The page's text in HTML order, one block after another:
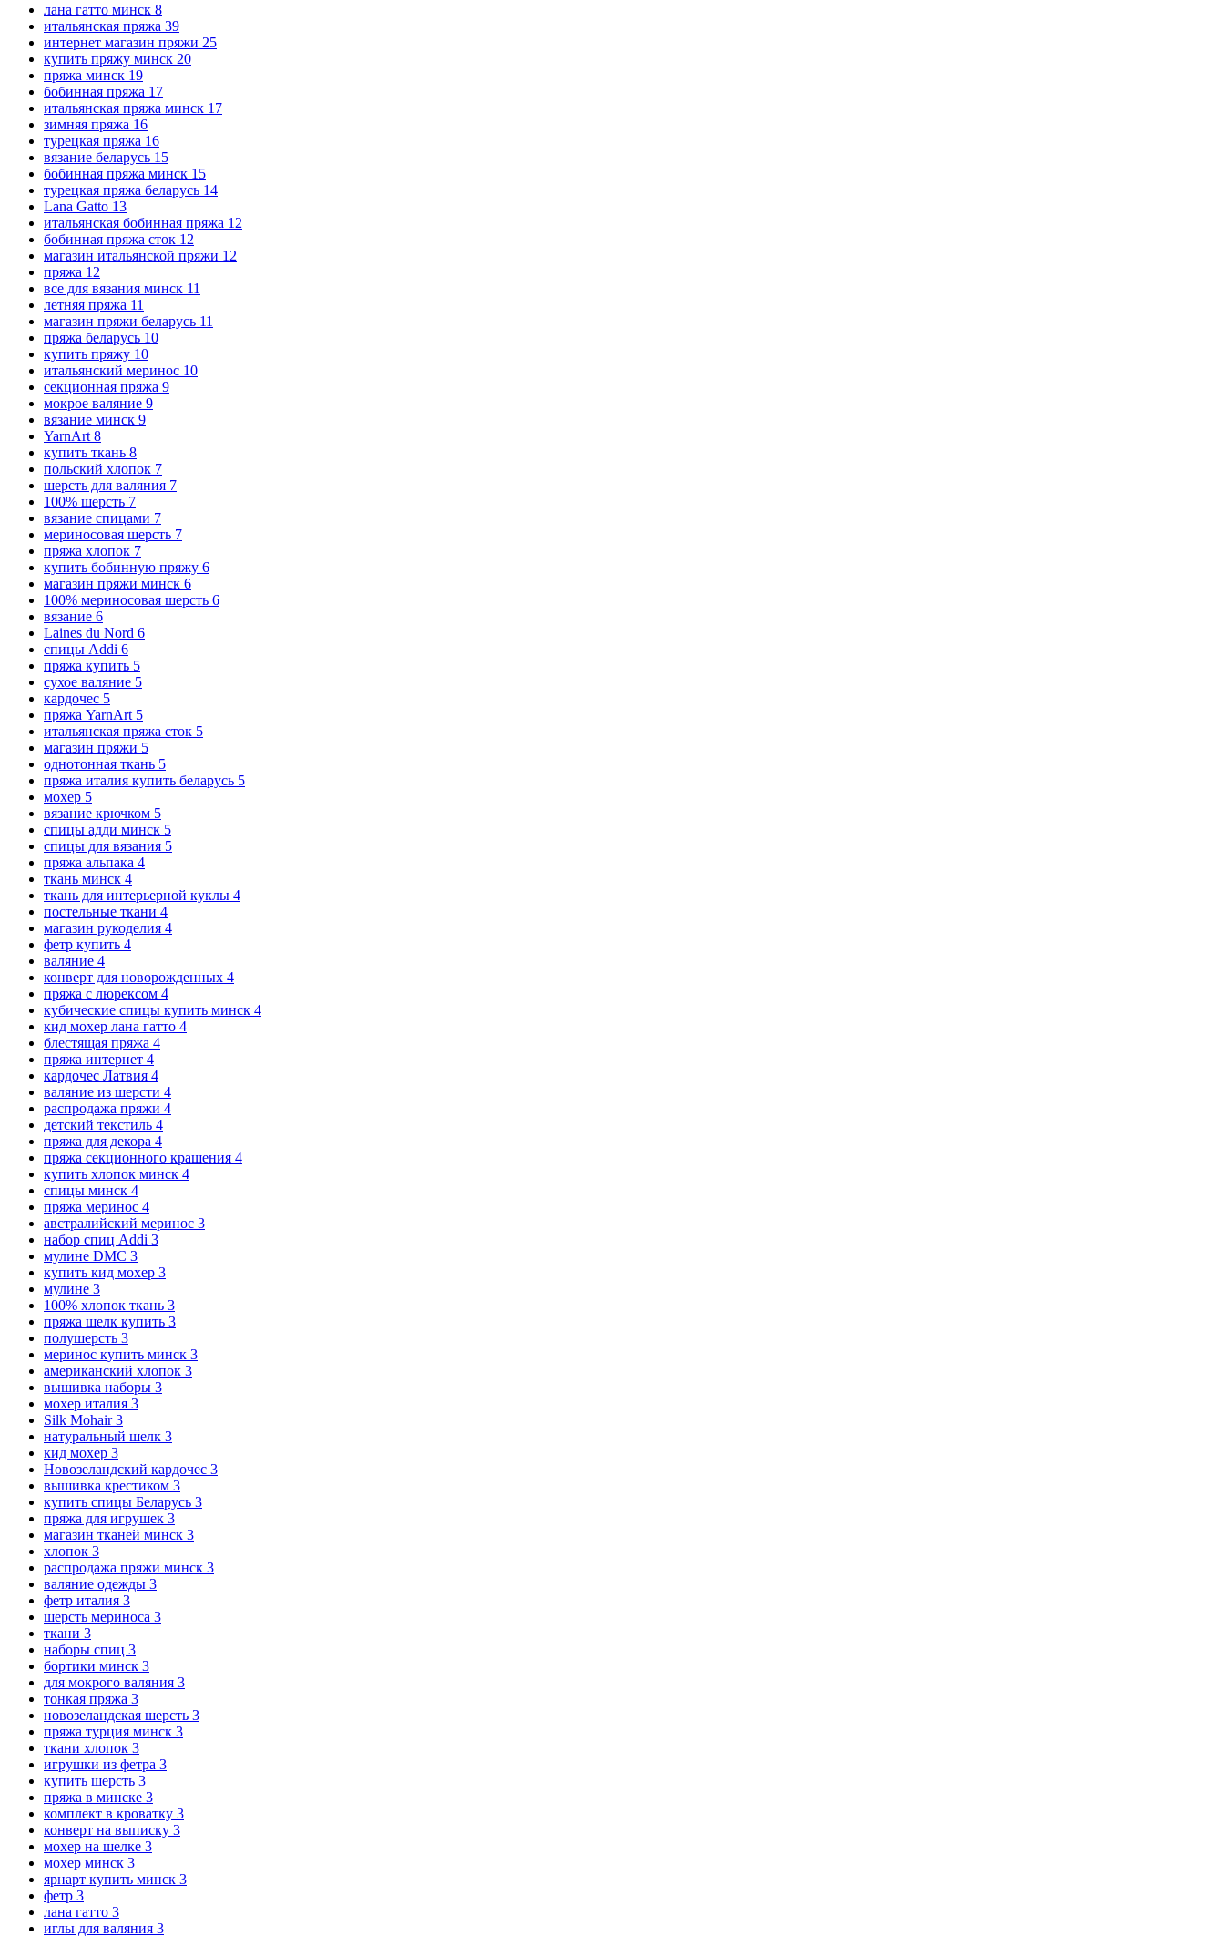
лана гатто минск 8
итальянская пряжа 39
интернет магазин пряжи 25
купить пряжу минск 20
пряжа минск 19
бобинная пряжа 17
итальянская пряжа минск 17
зимняя пряжа 16
турецкая пряжа 16
вязание беларусь 15
бобинная пряжа минск 15
турецкая пряжа беларусь 14
Lana Gatto 13
итальянская бобинная пряжа 12
бобинная пряжа сток 12
магазин итальянской пряжи 12
пряжа 12
все для вязания минск 11
летняя пряжа 11
магазин пряжи беларусь 11
пряжа беларусь 10
купить пряжу 10
итальянский меринос 10
секционная пряжа 9
мокрое валяние 9
вязание минск 9
YarnArt 8
купить ткань 8
польский хлопок 7
шерсть для валяния 7
100% шерсть 7
вязание спицами 7
мериносовая шерсть 7
пряжа хлопок 7
купить бобинную пряжу 6
магазин пряжи минск 6
100% мериносовая шерсть 6
вязание 6
Laines du Nord 6
спицы Addi 6
пряжа купить 5
сухое валяние 5
кардочес 5
пряжа YarnArt 5
итальянская пряжа сток 5
магазин пряжи 5
однотонная ткань 5
пряжа италия купить беларусь 5
мохер 5
вязание крючком 5
спицы адди минск 5
спицы для вязания 5
пряжа альпака 4
ткань минск 4
ткань для интерьерной куклы 4
постельные ткани 4
магазин рукоделия 4
фетр купить 4
валяние 4
конверт для новорожденных 4
пряжа с люрексом 4
кубические спицы купить минск 4
кид мохер лана гатто 4
блестящая пряжа 4
пряжа интернет 4
кардочес Латвия 4
валяние из шерсти 4
распродажа пряжи 4
детский текстиль 4
пряжа для декора 4
пряжа секционного крашения 4
купить хлопок минск 4
спицы минск 4
пряжа меринос 4
австралийский меринос 3
набор спиц Addi 3
мулине DMC 3
купить кид мохер 3
мулине 3
100% хлопок ткань 3
пряжа шелк купить 3
полушерсть 3
меринос купить минск 3
американский хлопок 3
вышивка наборы 3
мохер италия 3
Silk Mohair3
натуральный шелк 3
кид мохер 3
Новозеландский кардочес 3
вышивка крестиком 3
купить спицы Беларусь 3
пряжа для игрушек 3
магазин тканей минск 3
хлопок 3
распродажа пряжи минск 3
валяние одежды 3
фетр италия 3
шерсть мериноса 3
ткани 3
наборы спиц 3
бортики минск 3
для мокрого валяния 3
тонкая пряжа 3
новозеландская шерсть 3
пряжа турция минск 3
ткани хлопок 3
игрушки из фетра 3
купить шерсть 3
пряжа в минске 3
комплект в кроватку 3
конверт на выписку 3
мохер на шелке 3
мохер минск 3
ярнарт купить минск 3
фетр 3
лана гатто 3
иглы для валяния 3